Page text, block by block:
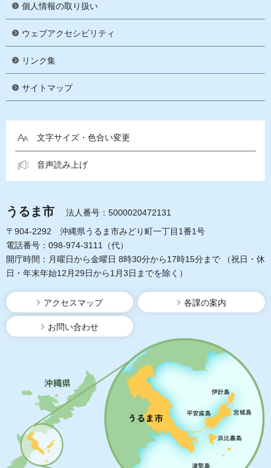
個人情報の取り扱い
ウェブアクセシビリティ
リンク集
サイトマップ
文字サイズ・色合い変更
音声読み上げ
うるま市
法人番号：5000020472131
〒904-2292 沖縄県うるま市みどり町一丁目1番1号
電話番号：098-974-3111（代）
開庁時間：月曜日から金曜日 8時30分から17時15分まで
（祝日・休
日・年末年始12月29日から1月3日までを除く）
アクセスマップ 各課の案内
お問い合わせ